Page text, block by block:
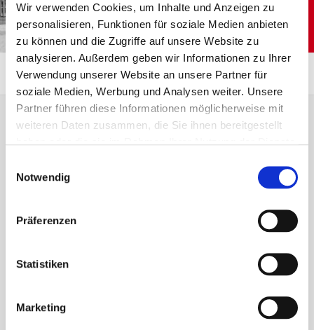
Wir verwenden Cookies, um Inhalte und Anzeigen zu
personalisieren, Funktionen für soziale Medien anbieten
zu können und die Zugriffe auf unsere Website zu
analysieren. Außerdem geben wir Informationen zu Ihrer
Verwendung unserer Website an unsere Partner für
soziale Medien, Werbung und Analysen weiter. Unsere
Partner führen diese Informationen möglicherweise mit
weiteren Daten zusammen, die Sie ihnen bereitgestellt
Notwendig
Präferenzen
Statistiken
Marketing
Anfahrt
AWO Kreisverband Greiz ...
An dieser Stelle finden Sie einen externen Inhalt,
der die Seite ergänzt. Sie können ihn sich mit
ausblenden.
angezeigt werden. Damit können personenbezogene
Daten an Drittplattformen übermittelt werden.
Mehr dazu